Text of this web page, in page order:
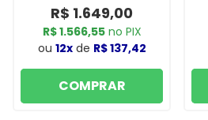
R$ 1.649,00
R$ 1.566,55no PIX
ou 12xde R$ 137,42
COMPRAR